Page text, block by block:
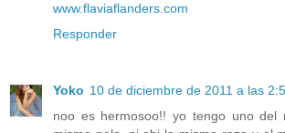
www.flaviaflanders.com
Responder
Yoko 10 de diciembre de 2011 a las
noo es hermosoo!! yo tengo uno del